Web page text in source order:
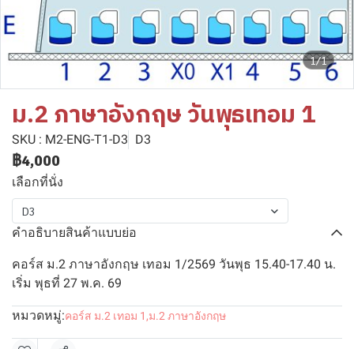
1/1
ม.2 ภาษาอังกฤษ วันพุธเทอม 1
SKU : M2-ENG-T1-D3 D3
฿4,000
เลือกที่นั่ง
D3
คำอธิบายสินค้าแบบย่อ
คอร์ส ม.2 ภาษาอังกฤษ เทอม 1/2569 วันพุธ 15.40-17.40 น.
เริ่ม พุธที่ 27 พ.ค. 69
หมวดหมู่:คอร์ส ม.2 เทอม 1 ,ม.2 ภาษาอังกฤษ